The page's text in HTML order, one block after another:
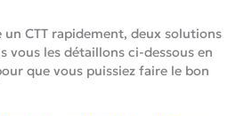
CTT rapidement, deux solutions
vous les détaillons ci-dessous en
que vous puissiez faire le bon